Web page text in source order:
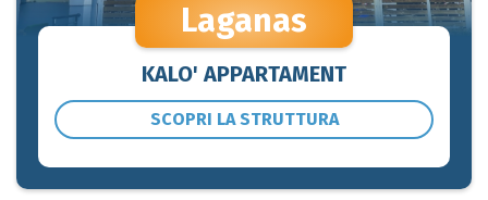
Laganas
KALO' APPARTAMENT
SCOPRI LA STRUTTURA